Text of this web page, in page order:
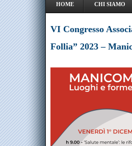
HOME CHI SIAMO
VI Congresso
Follia” 2023 –